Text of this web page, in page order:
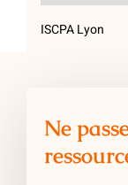
ISCPA Lyon
Ne